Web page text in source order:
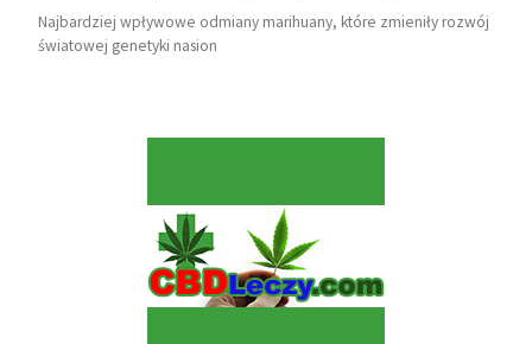
Najbardziej wpływowe odmiany marihuany, które zmieniły rozwój
światowej genetyki nasion